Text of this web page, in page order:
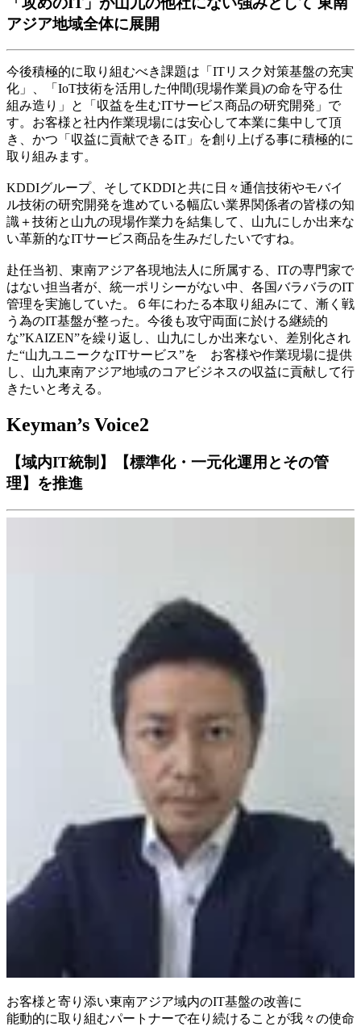
アジア地域全体に展開
今後積極的に取り組むべき課題は「ITリスク対策基盤の充実
化」、「IoT技術を活用した仲間(現場作業員)の命を守る仕
組み造り」と「収益を生むITサービス商品の研究開発」で
す。お客様と社内作業現場には安心して本業に集中して頂
き、かつ「収益に貢献できるIT」を創り上げる事に積極的に
取り組みます。
KDDIグループ、そしてKDDIと共に日々通信技術やモバイ
ル技術の研究開発を進めている幅広い業界関係者の皆様の知
識＋技術と山九の現場作業力を結集して、山九にしか出来な
い革新的なITサービス商品を生みだしたいですね。
赴任当初、東南アジア各現地法人に所属する、ITの専門家で
はない担当者が、統一ポリシーがない中、各国バラバラのIT
管理を実施していた。６年にわたる本取り組みにて、漸く戦
う為のIT基盤が整った。今後も攻守両面に於ける継続的
な”KAIZEN”を繰り返し、山九にしか出来ない、差別化され
た“山九ユニークなITサービス”を お客様や作業現場に提供
し、山九東南アジア地域のコアビジネスの収益に貢献して行
きたいと考える。
Keyman’s Voice2
【域内IT統制】【標準化・一元化運用とその管
理】を推進
お客様と寄り添い東南アジア域内のIT基盤の改善に
能動的に取り組むパートナーで在り続けることが我々の使命